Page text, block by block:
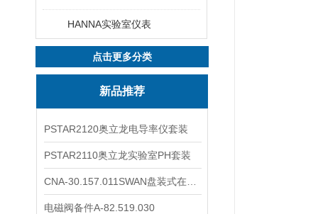
HANNA实验室仪表
点击更多分类
新品推荐
PSTAR2120奥立龙电导率仪套装
PSTAR2110奥立龙实验室PH套装
电磁阀备件A-82.519.030